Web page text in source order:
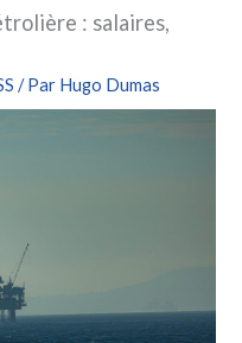
: salaires,
/ Par Hugo Dumas